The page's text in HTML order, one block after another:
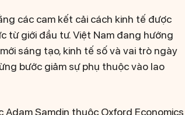
các cam kết cải cách kinh tế được
từ giới đầu tư. Việt Nam đang hướng
sáng tạo, kinh tế số và vai trò ngày
bước giảm sự phụ thuộc vào lao
Samdin thuộc Oxford Economics